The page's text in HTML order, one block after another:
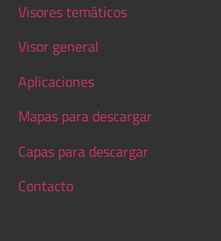
Visores temáticos
Visor general
Aplicaciones
Mapas para descargar
Capas para descargar
Contacto